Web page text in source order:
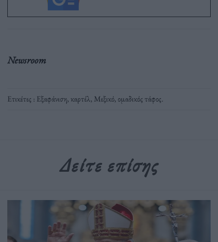
Newsroom
Ετικέτες : Εξαφάνιση,καρτέλ, Μεξικό,ομαδικός τάφος.
Δείτε επίσης